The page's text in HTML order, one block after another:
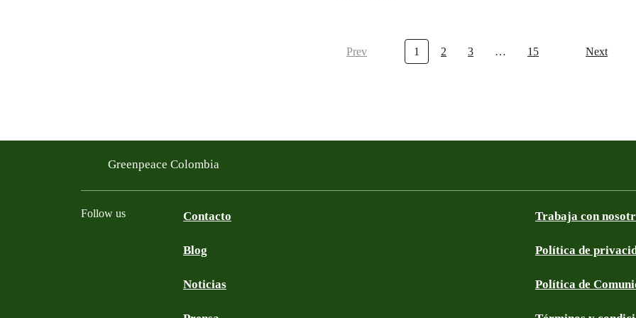
Prev 1 2 3 … 15 Next
Greenpeace Colombia
Follow us Contacto
Blog
Noticias
Trabaja con
Política de
Política de